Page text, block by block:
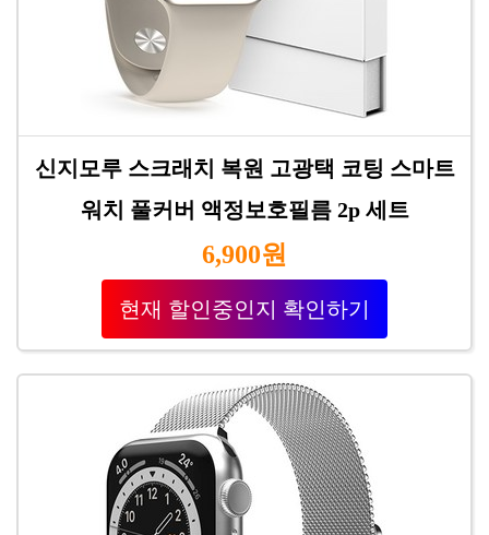
신지모루 스크래치 복원 고광택 코팅 스마트
워치 풀커버 액정보호필름 2p 세트
6,900원
현재 할인중인지 확인하기